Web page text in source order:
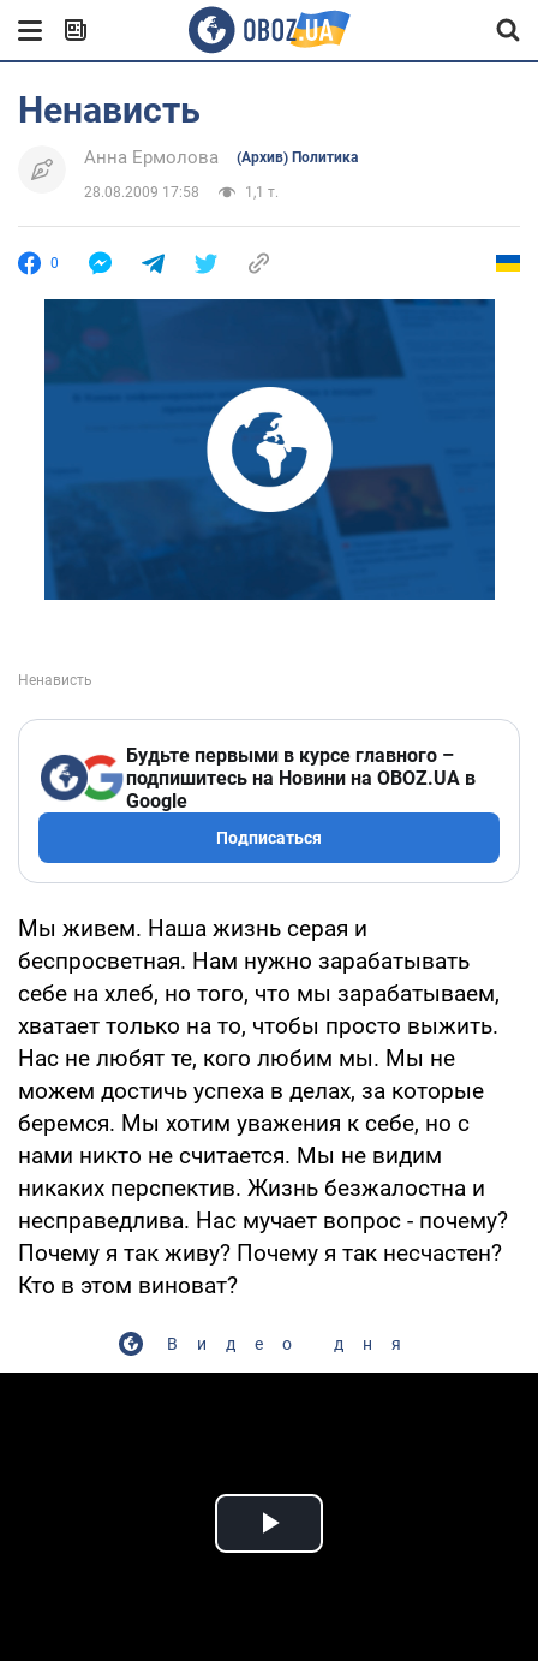
Ненависть
Анна Ермолова (Архив) Политика
28.08.2009 17:58 1,1 т.
0
Будьте первыми в курсе главного –
подпишитесь на Новини на OBOZ.UA в
Google
Подписаться
Мы живем. Наша жизнь серая и
беспросветная. Нам нужно зарабатывать
себе на хлеб, но того, что мы зарабатываем,
хватает только на то, чтобы просто выжить.
Нас не любят те, кого любим мы. Мы не
можем достичь успеха в делах, за которые
беремся. Мы хотим уважения к себе, но с
нами никто не считается. Мы не видим
никаких перспектив. Жизнь безжалостна и
несправедлива. Нас мучает вопрос - почему?
Почему я так живу? Почему я так несчастен?
Кто в этом виноват?
Видео дня
Play Video